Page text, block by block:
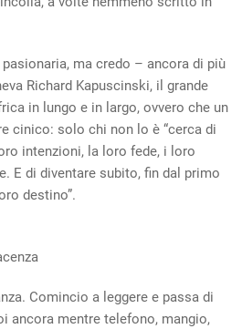
pasionaria, ma credo – ancora di più
Richard Kapuscinski, il grande
in lungo e in largo, ovvero che un
cinico: solo chi non lo è “cerca di
intenzioni, la loro fede, i loro
E di diventare subito, fin dal primo
destino”.
Comincio a leggere e passa di
ancora mentre telefono, mangio,